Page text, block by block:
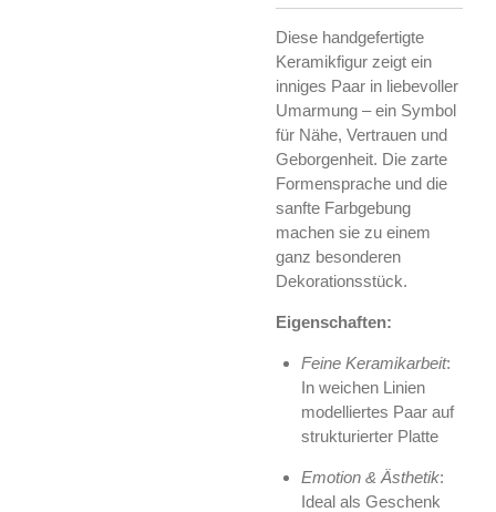
Diese handgefertigte
Keramikfigur zeigt ein
inniges Paar in liebevoller
Umarmung – ein Symbol
für Nähe, Vertrauen und
Geborgenheit. Die zarte
Formensprache und die
sanfte Farbgebung
machen sie zu einem
ganz besonderen
Dekorationsstück.
Eigenschaften:
Feine Keramikarbeit:
In weichen Linien
modelliertes Paar auf
strukturierter Platte
Emotion & Ästhetik:
Ideal als Geschenk